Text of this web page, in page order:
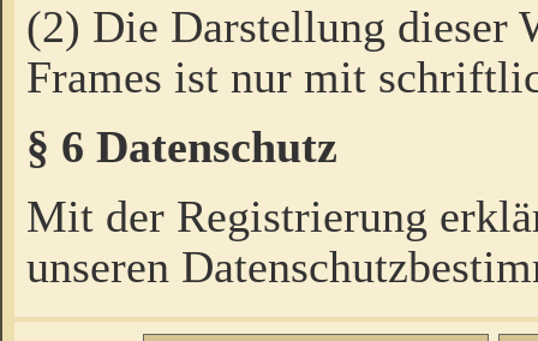
(2) Die Darstellung dieser
Frames ist nur mit
§ 6 Datenschutz
Mit der Registrierung
unseren